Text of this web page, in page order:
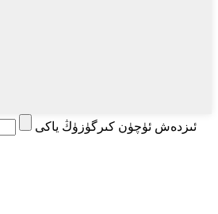
ئىزدەش ئۈچۈن كىرگۈزۈڭ ياكى